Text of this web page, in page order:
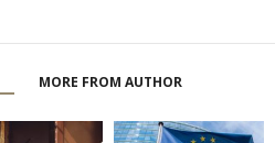
MORE FROM AUTHOR